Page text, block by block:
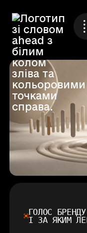
Ahead
Ahead
Ahead
Кейси
Про
ГОЛОС
І ЗА ЯКИМ